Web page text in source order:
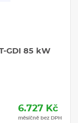
GDI 85 kW
6.727 Kč
měsíčně bez DPH